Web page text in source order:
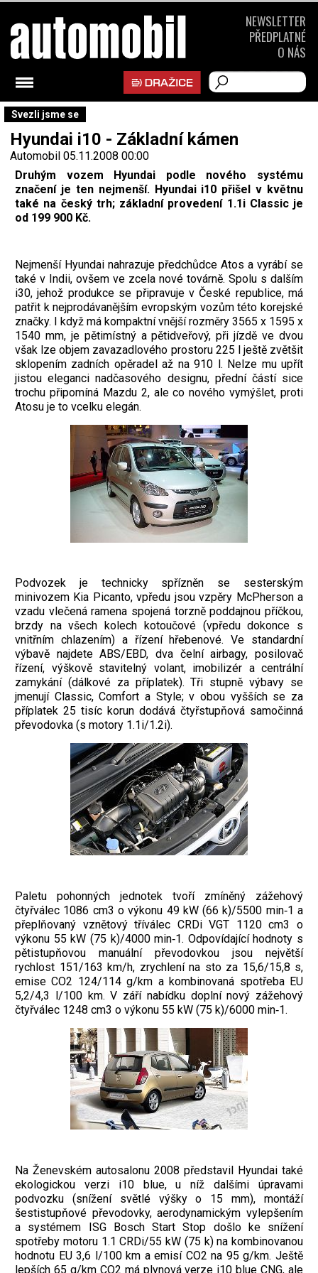
Svezli jsme se
Hyundai i10 - Základní kámen
Automobil 05.11.2008 00:00
Druhým vozem Hyundai podle nového systému
značení je ten nejmenší. Hyundai i10 přišel v květnu
také na český trh; základní provedení 1.1i Classic je
od 199 900 Kč.
Nejmenší Hyundai nahrazuje předchůdce Atos a vyrábí se
také v Indii, ovšem ve zcela nové továrně. Spolu s dalším
i30, jehož produkce se připravuje v České republice, má
patřit k nejprodávanějším evropským vozům této korejské
značky. I když má kompaktní vnější rozměry 3565 x 1595 x
1540 mm, je pětimístný a pětidveřový, při jízdě ve dvou
však lze objem zavazadlového prostoru 225 l ještě zvětšit
sklopením zadních opěradel až na 910 l. Nelze mu upřít
jistou eleganci nadčasového designu, přední částí sice
trochu připomíná Mazdu 2, ale co nového vymýšlet, proti
Atosu je to vcelku elegán.
Podvozek je technicky spřízněn se sesterským
minivozem Kia Picanto, vpředu jsou vzpěry McPherson a
vzadu vlečená ramena spojená torzně poddajnou příčkou,
brzdy na všech kolech kotoučové (vpředu dokonce s
vnitřním chlazením) a řízení hřebenové. Ve standardní
výbavě najdete ABS/EBD, dva čelní airbagy, posilovač
řízení, výškově stavitelný volant, imobilizér a centrální
zamykání (dálkové za příplatek). Tři stupně výbavy se
jmenují Classic, Comfort a Style; v obou vyšších se za
příplatek 25 tisíc korun dodává čtyřstupňová samočinná
převodovka (s motory 1.1i/1.2i).
Paletu pohonných jednotek tvoří zmíněný zážehový
čtyřválec 1086 cm3 o výkonu 49 kW (66 k)/5500 min‑1 a
přeplňovaný vznětový tříválec CRDi VGT 1120 cm3 o
výkonu 55 kW (75 k)/4000 min‑1. Odpovídající hodnoty s
pětistupňovou manuální převodovkou jsou největší
rychlost 151/163 km/h, zrychlení na sto za 15,6/15,8 s,
emise CO2 124/114 g/km a kombinovaná spotřeba EU
5,2/4,3 l/100 km. V září nabídku doplní nový zážehový
čtyřválec 1248 cm3 o výkonu 55 kW (75 k)/6000 min‑1.
Na Ženevském autosalonu 2008 představil Hyundai také
ekologickou verzi i10 blue, u níž dalšími úpravami
podvozku (snížení světlé výšky o 15 mm), montáží
šestistupňové převodovky, aerodynamickým vylepšením
a systémem ISG Bosch Start Stop došlo ke snížení
spotřeby motoru 1.1 CRDi/55 kW (75 k) na kombinovanou
hodnotu EU 3,6 l/100 km a emisí CO2 na 95 g/km. Ještě
lepších 65 g/km CO2 má plynová verze i10 blue CNG, ale
NEWSLETTER
PŘEDPLATNÉ
O NÁS